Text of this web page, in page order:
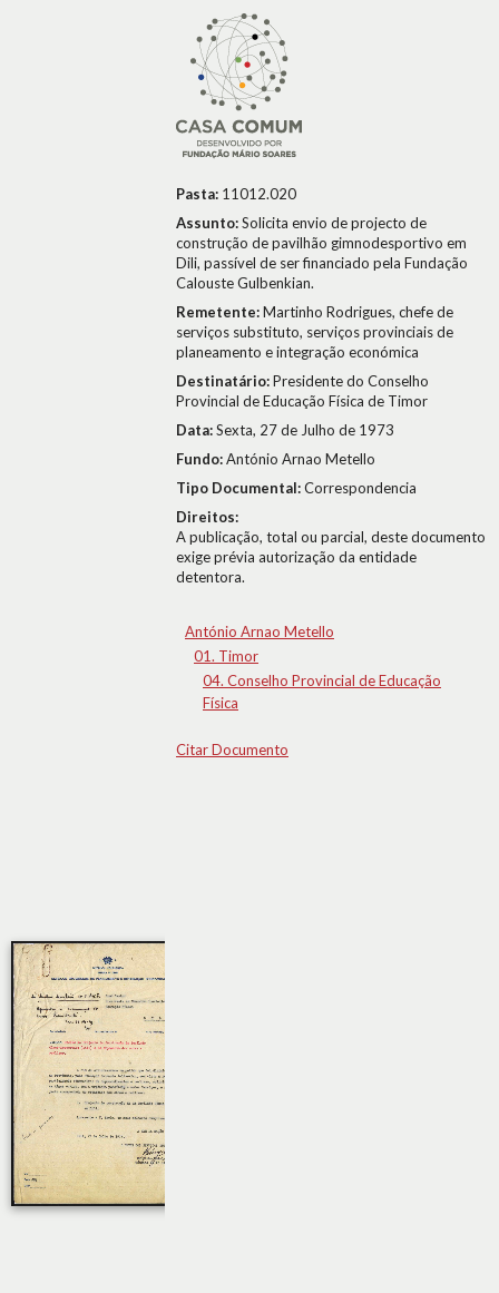
Pasta: 11012.020
Assunto:Solicita envio de projecto de
construção de pavilhão gimnodesportivo em
Dili, passível de ser financiado pela Fundação
Calouste Gulbenkian.
Remetente:Martinho Rodrigues, chefe de
serviços substituto, serviços provinciais de
planeamento e integração económica
Destinatário:Presidente do Conselho
Provincial de Educação Física de Timor
Data:Sexta, 27 de Julho de 1973
Fundo:António Arnao Metello
Tipo Documental:Correspondencia
Direitos:
A publicação, total ou parcial, deste documento
exige prévia autorização da entidade
detentora.
António Arnao Metello
01. Timor
04. Conselho Provincial de Educação
Física
Citar Documento